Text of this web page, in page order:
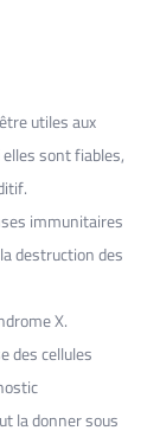
utiles aux
sont fiables,
immunitaires
destruction des
X.
des cellules
la donner sous